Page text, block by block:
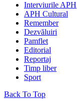
Interviurile APH
APH Cultural
Remember
Dezvăluiri
Pamflet
Editorial
Reportaj
Timp liber
Sport
Back To Top